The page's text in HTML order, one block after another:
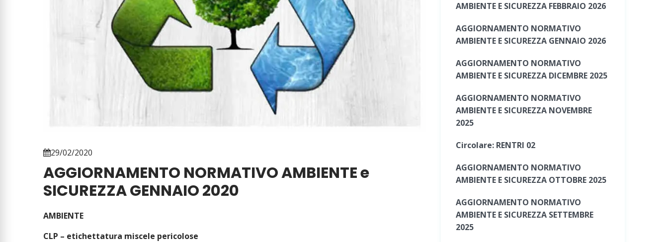
29/02/2020
AGGIORNAMENTO NORMATIVO AMBIENTE e
SICUREZZA GENNAIO 2020
AMBIENTE
CLP – etichettatura miscele pericolose
AMBIENTE E SICUREZZA FEBBRAIO 2026
AGGIORNAMENTO NORMATIVO
AMBIENTE E SICUREZZA GENNAIO 2026
AGGIORNAMENTO NORMATIVO
AMBIENTE E SICUREZZA DICEMBRE 2025
AGGIORNAMENTO NORMATIVO
AMBIENTE E SICUREZZA NOVEMBRE
2025
Circolare: RENTRI 02
AGGIORNAMENTO NORMATIVO
AMBIENTE E SICUREZZA OTTOBRE 2025
AGGIORNAMENTO NORMATIVO
AMBIENTE E SICUREZZA SETTEMBRE
2025